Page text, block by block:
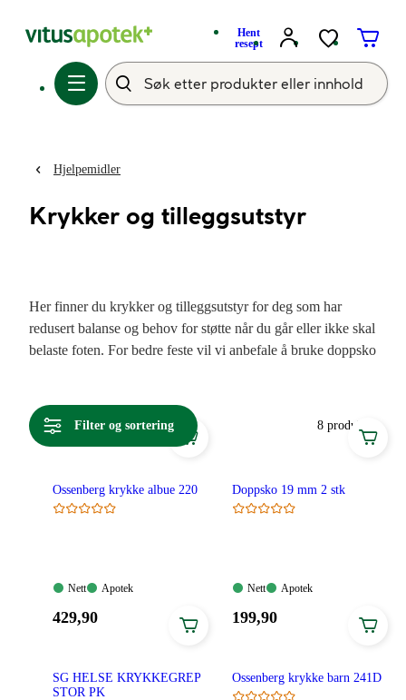
Hent
resept
Hjelpemidler
Krykker og tilleggsutstyr
Her finner du krykker og tilleggsutstyr for deg som har
redusert balanse og behov for støtte når du går eller ikke skal
belaste foten. For bedre feste vil vi anbefale å bruke doppsko
Filter og sortering 8 produkter
Ossenberg krykke albue 220
Nett:
Nett
Apotek:
Apotek
Pris:
429,90
Doppsko 19 mm 2 stk
Nett:
Nett
Apotek:
Apotek
Pris:
199,90
SG HELSE KRYKKEGREP
STOR PK
Ossenberg krykke barn 241D